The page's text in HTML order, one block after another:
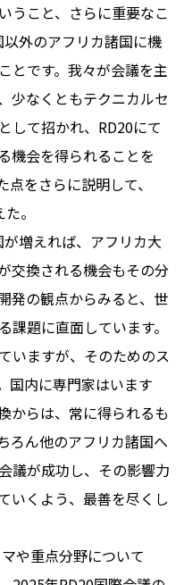
うこと、さらに重要なこ
外のアフリカ諸国に機
とです。我々が会議を主
少なくともテクニカルセ
して招かれ、RD20にて
機会を得られることを
をさらに説明して、
。
が増えれば、アフリカ大
交換される機会もその分
発の観点からみると、世
題に直面しています。
いますが、そのためのス
国内に専門家はいます
からは、常に得られるも
ろん他のアフリカ諸国へ
議が成功し、その影響力
いくよう、最善を尽くし
や重点分野について